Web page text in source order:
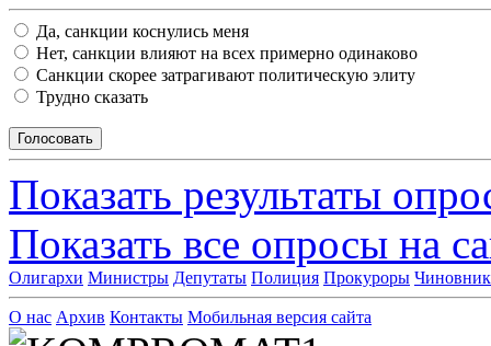
Да, санкции коснулись меня
Нет, санкции влияют на всех примерно одинаково
Санкции скорее затрагивают политическую элиту
Трудно сказать
Показать результаты
Показать все опросы на
Олигархи Министры Депутаты Полиция Прокуроры
О нас Архив Контакты Мобильная версия сайта